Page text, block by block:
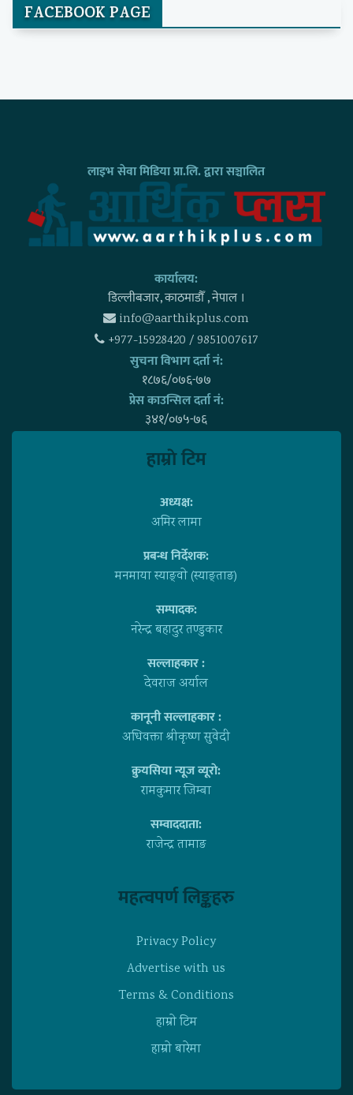
FACEBOOK PAGE
लाइभ सेवा मिडिया प्रा.लि. द्वारा सञ्चालित
कार्यालय:
डिल्लीबजार, काठमाडाैँ , नेपाल ।
info@aarthikplus.com
+977-15928420 / 9851007617
सुचना विभाग दर्ता नं:
१८७६/०७६-७७
प्रेस काउन्सिल दर्ता नं:
३४१/०७५-७६
हाम्राे टिम
अध्यक्ष:
अमिर लामा
प्रबन्ध निर्देशक:
मनमाया स्याङ्वाे (स्याङ्ताङ)
सम्पादक:
नरेन्द्र बहादुर तण्डुकार
सल्लाहकार :
देवराज अर्याल
कानूनी सल्लाहकार :
अधिवक्ता श्रीकृष्ण सुवेदी
क्रुयसिया न्यूज व्यूराे:
रामकुमार जिम्बा
सम्वाददाता:
राजेन्द्र तामाङ
महत्वपर्ण लिङ्कहरु
Privacy Policy
Advertise with us
Terms & Conditions
हाम्राे टिम
हाम्राे बारेमा